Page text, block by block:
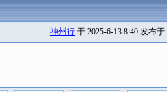
神州行 于 2025-6-13 8:40 发布于